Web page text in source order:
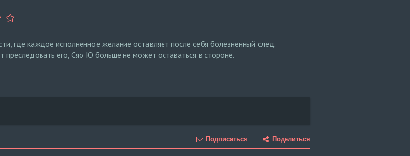
где каждое исполненное желание оставляет после себя болезненный след.
преследовать его, Сяо Ю больше не может оставаться в стороне.
Подписаться Поделиться